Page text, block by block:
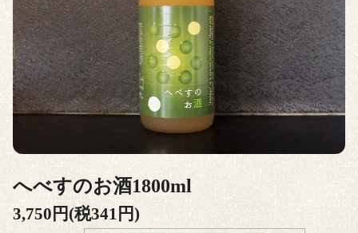
へべすのお酒1800ml
3,750円(税341円)